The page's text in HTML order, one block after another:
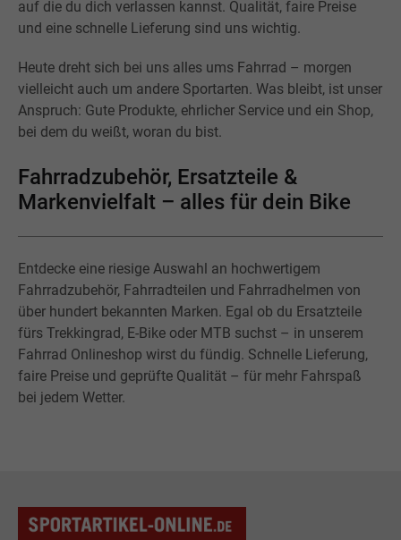
auf die du dich verlassen kannst. Qualität, faire Preise
und eine schnelle Lieferung sind uns wichtig.
Heute dreht sich bei uns alles ums Fahrrad – morgen
vielleicht auch um andere Sportarten. Was bleibt, ist unser
Anspruch: Gute Produkte, ehrlicher Service und ein Shop,
bei dem du weißt, woran du bist.
Fahrradzubehör, Ersatzteile &
Markenvielfalt – alles für dein Bike
Entdecke eine riesige Auswahl an hochwertigem
Fahrradzubehör, Fahrradteilen und Fahrradhelmen von
über hundert bekannten Marken. Egal ob du Ersatzteile
fürs Trekkingrad, E-Bike oder MTB suchst – in unserem
Fahrrad Onlineshop wirst du fündig. Schnelle Lieferung,
faire Preise und geprüfte Qualität – für mehr Fahrspaß
bei jedem Wetter.